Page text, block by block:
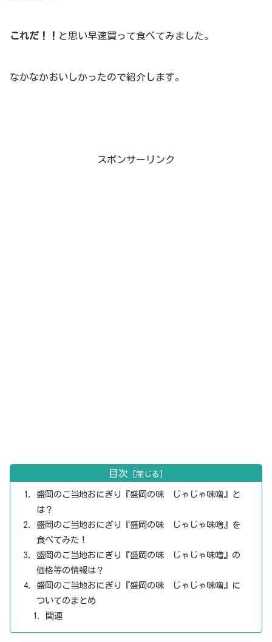
これだ！！ と思い早速買って食べてみました。
なかなかおいしかったので紹介します。
スポンサーリンク
目次
盛岡のご当地おにぎり『盛岡の味 じゃじゃ味噌』と
は？
盛岡のご当地おにぎり『盛岡の味 じゃじゃ味噌』を
食べてみた！
盛岡のご当地おにぎり『盛岡の味 じゃじゃ味噌』の
価格等の情報は？
盛岡のご当地おにぎり『盛岡の味 じゃじゃ味噌』に
ついてのまとめ
関連